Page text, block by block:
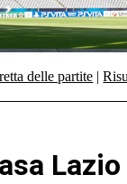
delle partite |
Lazio